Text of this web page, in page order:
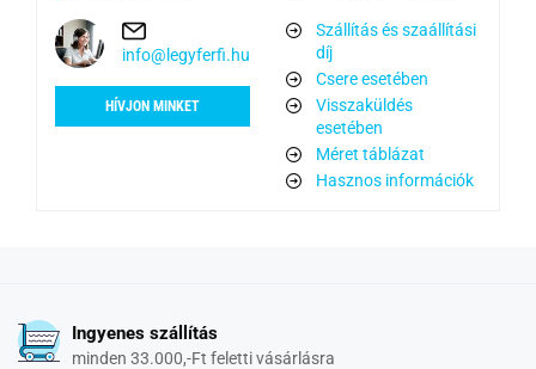
info@legyferfi.hu
HÍVJON MINKET
Szállítás és szaállítási
díj
Csere esetében
Visszaküldés
esetében
Méret táblázat
Hasznos információk
Ingyenes szállítás
minden 33.000,-Ft feletti vásárlásra